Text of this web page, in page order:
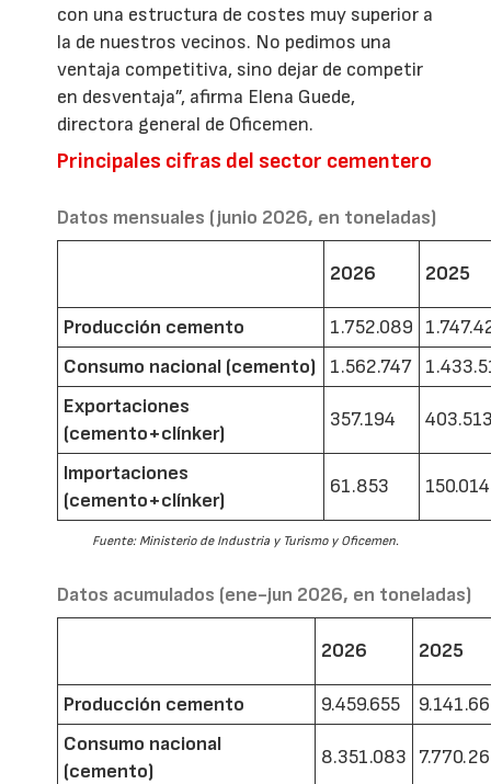
con una estructura de costes muy superior a
la de nuestros vecinos. No pedimos una
ventaja competitiva, sino dejar de competir
en desventaja”, afirma Elena Guede,
directora general de Oficemen.
Principales cifras del sector cementero
Datos mensuales (junio 2026, en toneladas)
2026 2025
Producción cemento 1.752.089
Consumo nacional (cemento)
1.562.747
Exportaciones
(cemento+clínker)
357.194
Importaciones
(cemento+clínker)
61.853 150.014
Fuente: Ministerio de Industria y Turismo y Oficemen.
Datos acumulados (ene-jun 2026, en toneladas)
2026 2025
Producción cemento 9.459.655
Consumo nacional
(cemento)
8.351.083